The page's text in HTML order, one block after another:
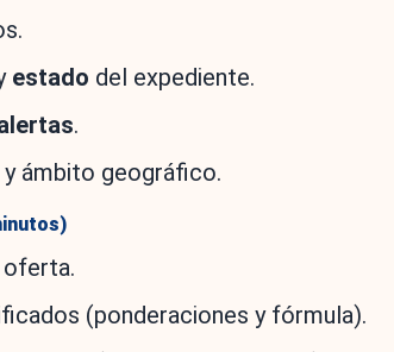
estado del expediente.
.
y ámbito geográfico.
oferta.
(ponderaciones y fórmula).